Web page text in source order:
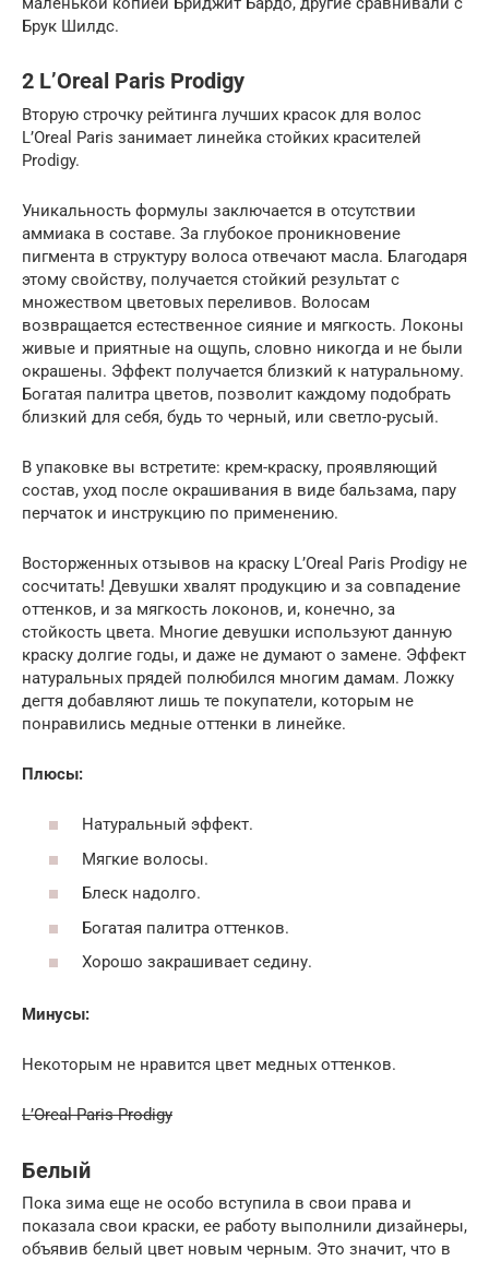
Брук Шилдс.
2 L’Oreal Paris Prodigy
Вторую строчку рейтинга лучших красок для волос
L’Oreal Paris занимает линейка стойких красителей
Prodigy.
Уникальность формулы заключается в отсутствии
аммиака в составе. За глубокое проникновение
пигмента в структуру волоса отвечают масла. Благодаря
этому свойству, получается стойкий результат с
множеством цветовых переливов. Волосам
возвращается естественное сияние и мягкость. Локоны
живые и приятные на ощупь, словно никогда и не были
окрашены. Эффект получается близкий к натуральному.
Богатая палитра цветов, позволит каждому подобрать
близкий для себя, будь то черный, или светло-русый.
В упаковке вы встретите: крем-краску, проявляющий
состав, уход после окрашивания в виде бальзама, пару
перчаток и инструкцию по применению.
Восторженных отзывов на краску L’Oreal Paris Prodigy не
сосчитать! Девушки хвалят продукцию и за совпадение
оттенков, и за мягкость локонов, и, конечно, за
стойкость цвета. Многие девушки используют данную
краску долгие годы, и даже не думают о замене. Эффект
натуральных прядей полюбился многим дамам. Ложку
дегтя добавляют лишь те покупатели, которым не
понравились медные оттенки в линейке.
Плюсы:
Натуральный эффект.
Мягкие волосы.
Блеск надолго.
Богатая палитра оттенков.
Хорошо закрашивает седину.
Минусы:
Некоторым не нравится цвет медных оттенков.
L’Oreal Paris Prodigy
Белый
Пока зима еще не особо вступила в свои права и
показала свои краски, ее работу выполнили дизайнеры,
объявив белый цвет новым черным. Это значит, что в